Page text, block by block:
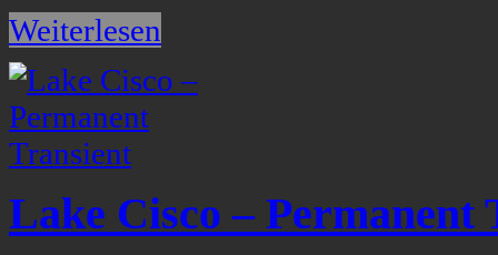
Weiterlesen
Lake Cisco – Permanent